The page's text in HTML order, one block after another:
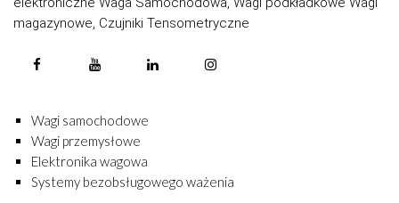
magazynowe, Czujniki Tensometryczne
Wagi samochodowe
Wagi przemysłowe
Elektronika wagowa
Systemy bezobsługowego ważenia